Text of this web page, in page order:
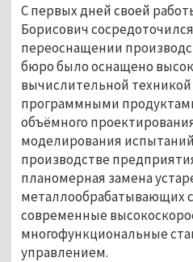
С первых дней своей
Борисович
переоснащении
бюро было оснащено
вычислительной
программными
объёмного
моделирования
производстве
планомерная замена
металлообрабатывающих
современные
многофункциональные
управлением.